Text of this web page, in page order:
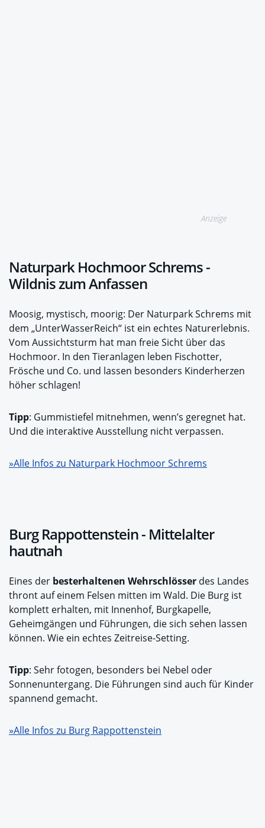
Anzeige
Naturpark Hochmoor Schrems -
Wildnis zum Anfassen
Moosig, mystisch, moorig: Der Naturpark Schrems mit
dem „UnterWasserReich“ ist ein echtes Naturerlebnis.
Vom Aussichtsturm hat man freie Sicht über das
Hochmoor. In den Tieranlagen leben Fischotter,
Frösche und Co. und lassen besonders Kinderherzen
höher schlagen!
Tipp: Gummistiefel mitnehmen, wenn’s geregnet hat.
Und die interaktive Ausstellung nicht verpassen.
»Alle Infos zu Naturpark Hochmoor Schrems
Burg Rappottenstein - Mittelalter
hautnah
Eines der besterhaltenen Wehrschlösser des Landes
thront auf einem Felsen mitten im Wald. Die Burg ist
komplett erhalten, mit Innenhof, Burgkapelle,
Geheimgängen und Führungen, die sich sehen lassen
können. Wie ein echtes Zeitreise-Setting.
Tipp: Sehr fotogen, besonders bei Nebel oder
Sonnenuntergang. Die Führungen sind auch für Kinder
spannend gemacht.
»Alle Infos zu Burg Rappottenstein